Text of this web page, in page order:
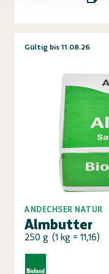
Gültig bis 11.08.26
ANDECHSER NATUR
Almbutter
250 g (1 kg = 11,16)